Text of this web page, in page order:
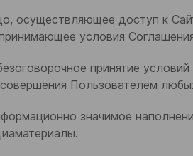
осуществляющее доступ к
условия
принятие
Пользователем
значимое